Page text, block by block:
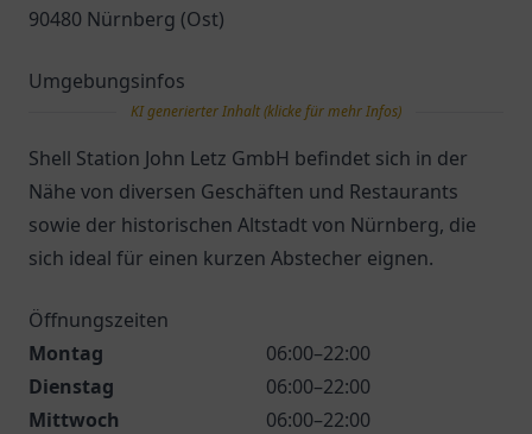
90480 Nürnberg (Ost)
Umgebungsinfos
KI generierter Inhalt (klicke für mehr Infos)
Shell Station John Letz GmbH befindet sich in der
Nähe von diversen Geschäften und Restaurants
sowie der historischen Altstadt von Nürnberg, die
sich ideal für einen kurzen Abstecher eignen.
Öffnungszeiten
Montag
06:00–22:00
Dienstag
06:00–22:00
Mittwoch
06:00–22:00